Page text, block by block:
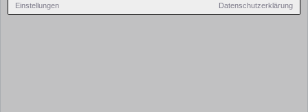
Einstellungen Datenschutzerklärung